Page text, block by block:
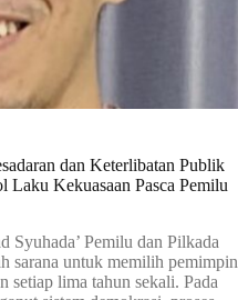
dan Keterlibatan Publik
Laku Kekuasaan Pasca Pemilu
Syuhada’ Pemilu dan Pilkada
sarana untuk memilih pemimpin
setiap lima tahun sekali. Pada